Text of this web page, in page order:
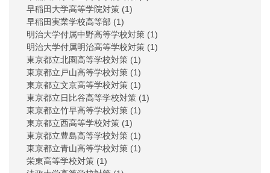
早稲田大学高等学院対策 (1)
早稲田実業学校高等部 (1)
明治大学付属中野高等学校対策 (1)
明治大学付属明治高等学校対策 (1)
東京都立北園高等学校対策 (1)
東京都立戸山高等学校対策 (1)
東京都立文京高等学校対策 (1)
東京都立日比谷高等学校対策 (1)
東京都立竹早高等学校対策 (1)
東京都立西高等学校対策 (1)
東京都立豊島高等学校対策 (1)
東京都立青山高等学校対策 (1)
栄東高等学校対策 (1)